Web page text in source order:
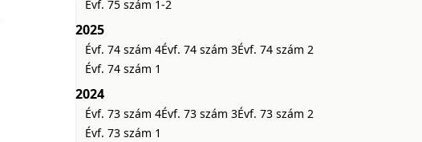
Évf. 75 szám 1-2
2025
Évf. 74 szám 4Évf. 74 szám 3Évf. 74 szám 2
Évf. 74 szám 1
2024
Évf. 73 szám 4Évf. 73 szám 3Évf. 73 szám 2
Évf. 73 szám 1